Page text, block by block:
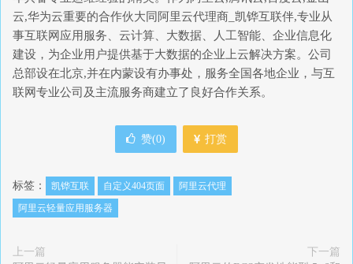
云,华为云重要的合作伙大同阿里云代理商_凯铧互联伴,专业从
事互联网应用服务、云计算、大数据、人工智能、企业信息化
建设，为企业用户提供基于大数据的企业上云解决方案。公司
总部设在北京,并在内蒙设有办事处，服务全国各地企业，与互
联网专业公司及主流服务商建立了良好合作关系。
赞(0) 打赏
标签： 凯铧互联 自定义404页面
阿里云代理
阿里云轻量应用服务器
上一篇
下一篇